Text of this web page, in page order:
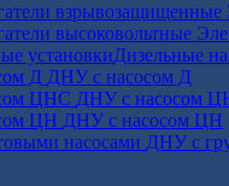
Дизельные
ДНУ с насосом Д
ДНУ с насосом
ДНУ с насосом ЦН
ДНУ с